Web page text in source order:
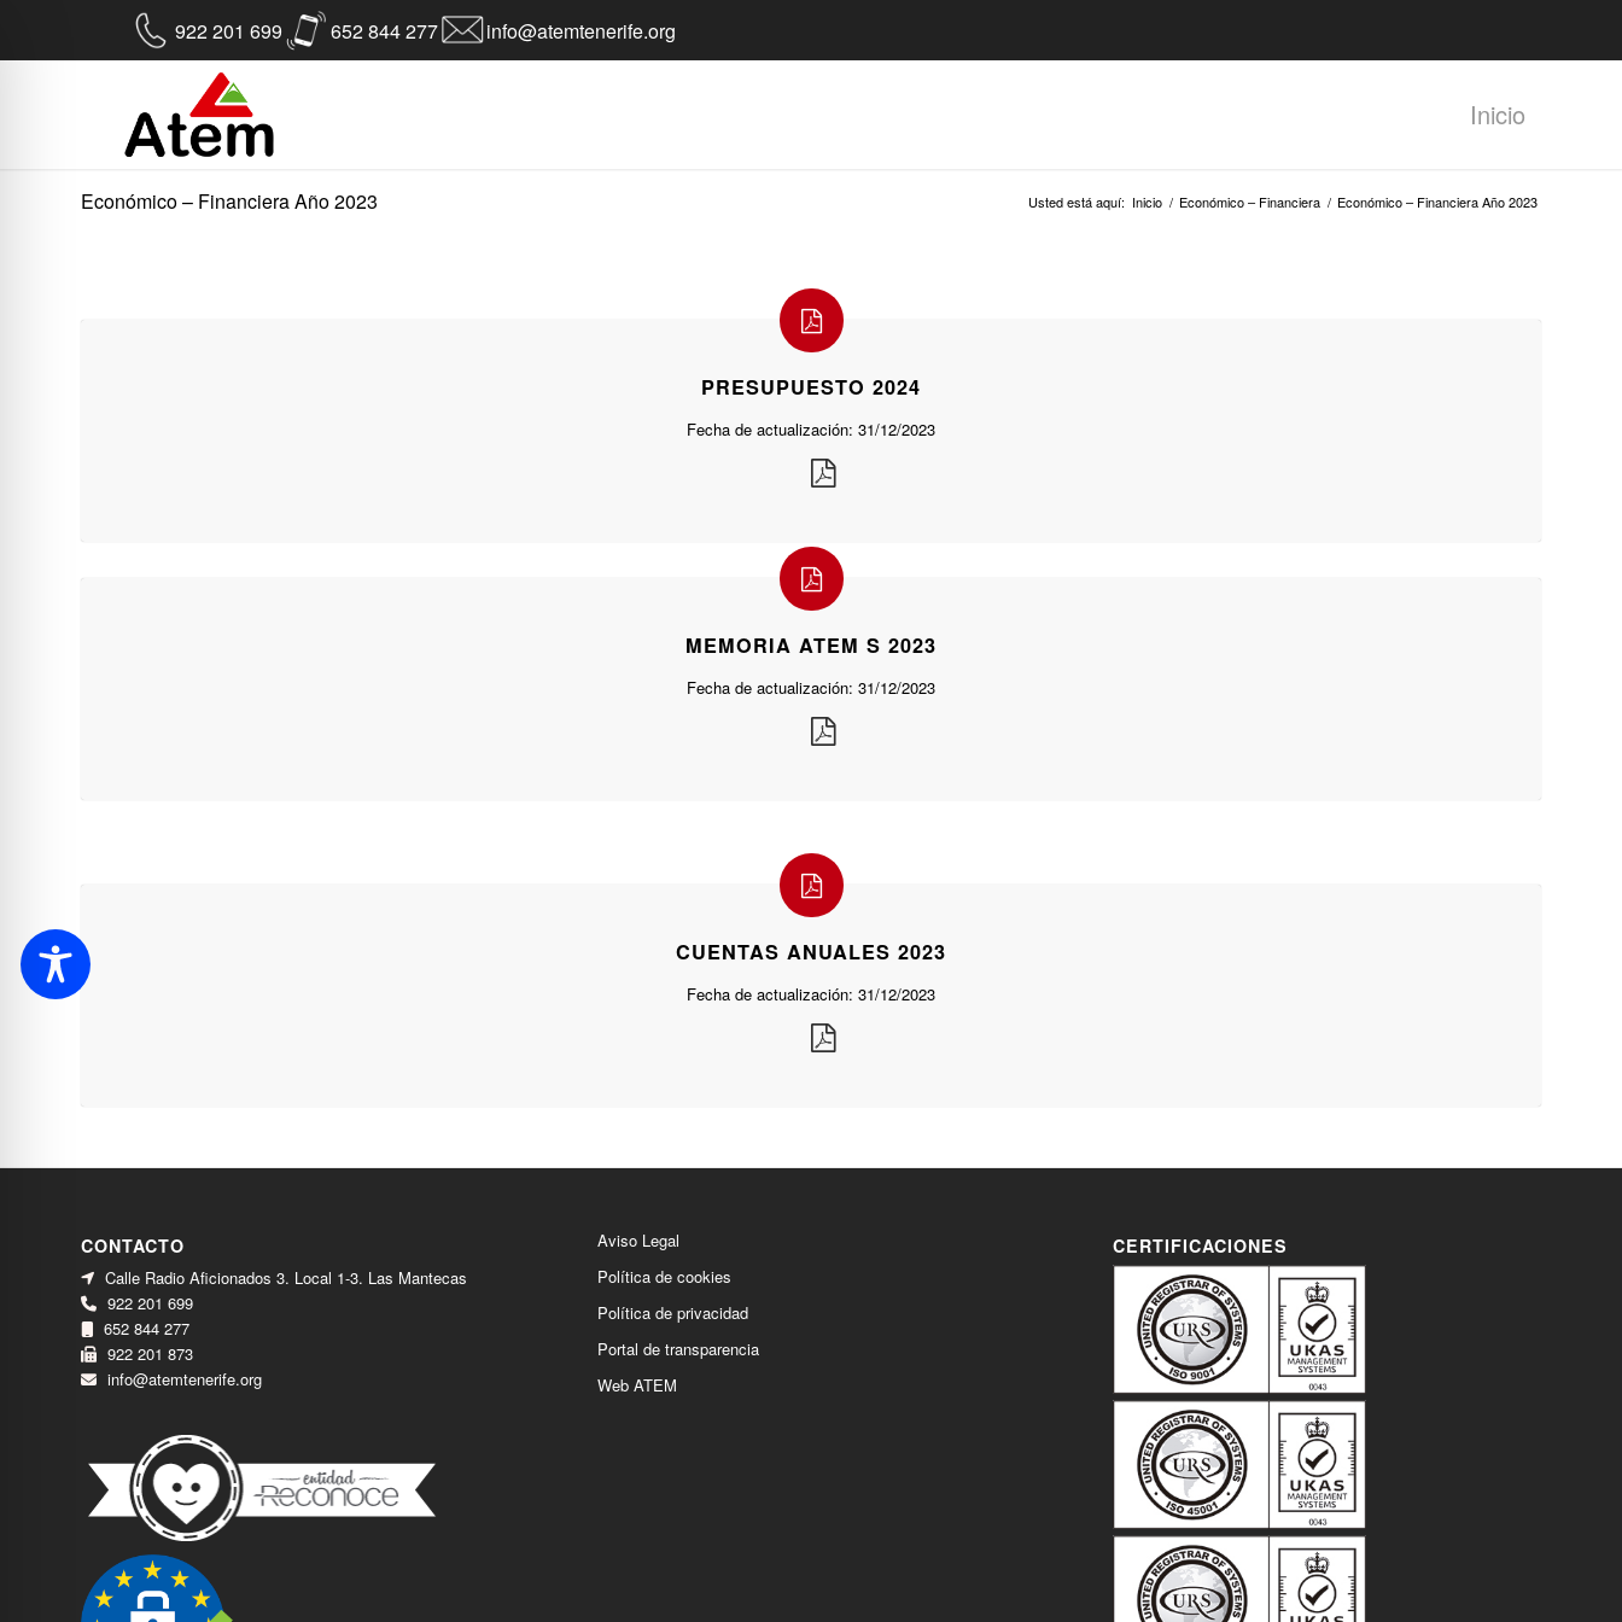
922 201 699 652 844 277 info@atemtenerife.org
Inicio
Económico – Financiera Año 2023 Usted está aquí: Inicio / Económico – Financiera / Económico – Financiera Año 2023
PRESUPUESTO 2024
Fecha de actualización: 31/12/2023
MEMORIA ATEM S 2023
Fecha de actualización: 31/12/2023
CUENTAS ANUALES 2023
Fecha de actualización: 31/12/2023
CONTACTO
Calle Radio Aficionados 3. Local 1-3. Las Mantecas
922 201 699
652 844 277
922 201 873
info@atemtenerife.org
Aviso Legal
Política de cookies
Política de privacidad
Portal de transparencia
Web ATEM
CERTIFICACIONES